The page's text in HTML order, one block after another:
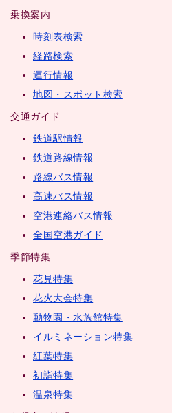
乗換案内
時刻表検索
経路検索
運行情報
地図・スポット検索
交通ガイド
鉄道駅情報
鉄道路線情報
路線バス情報
高速バス情報
空港連絡バス情報
全国空港ガイド
季節特集
花見特集
花火大会特集
動物園・水族館特集
イルミネーション特集
紅葉特集
初詣特集
温泉特集